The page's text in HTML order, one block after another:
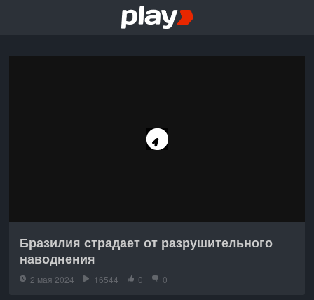
Бразилия страдает от разрушительного
наводнения
2 мая 2024 16544 0 0